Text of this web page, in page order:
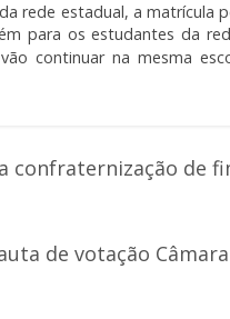
rede estadual, a matrícula
para os estudantes da
continuar na mesma
confraternização de
de votação